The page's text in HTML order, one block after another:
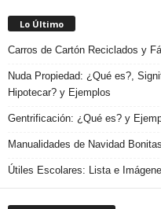
Lo Último
Carros de Cartón Reciclados y
Nuda Propiedad: ¿Qué es?,
Hipotecar? y Ejemplos
Gentrificación: ¿Qué es? y
Manualidades de Navidad
Útiles Escolares: Lista e